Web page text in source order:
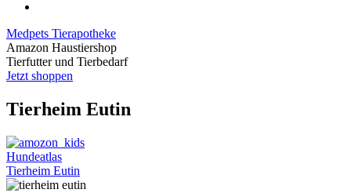
Medpets Tierapotheke
Amazon Haustiershop
Tierfutter und Tierbedarf
Jetzt shoppen
Tierheim Eutin
Hundeatlas
Tierheim Eutin